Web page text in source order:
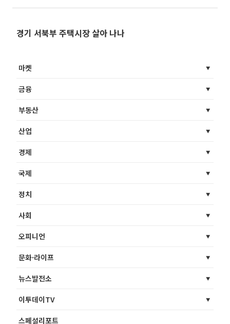
경기 서북부 주택시장 살아 나나
마켓
금융
부동산
산업
경제
국제
정치
사회
오피니언
문화·라이프
뉴스발전소
이투데이TV
스페셜리포트